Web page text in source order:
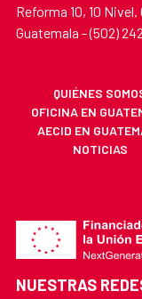
Reforma 10, 10
Guatemala - (502)
QUIÉNES
OFICINA EN
AECID EN
NOTICIAS
NUESTRAS